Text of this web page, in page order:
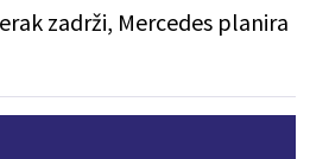
zadrži, Mercedes planira